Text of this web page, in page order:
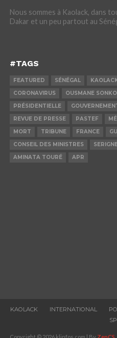
Nous sommes à Kaolack, dans
Dakar et un peu partout au
#TAGS
FEATURED SÉNÉGAL
CORONAVIRUS
OUSMANE SONKO
PRÉSIDENTIELLE
REVUE DE PRESSE
PASTEF
MORT
TRIBUNE FRANCE
CONSEIL DES MINISTRES
AMINATA TOURÉ
APR
KAOLACK INTERNATIONAL
Copyright © 2026 klinfos.com | By ZenCS